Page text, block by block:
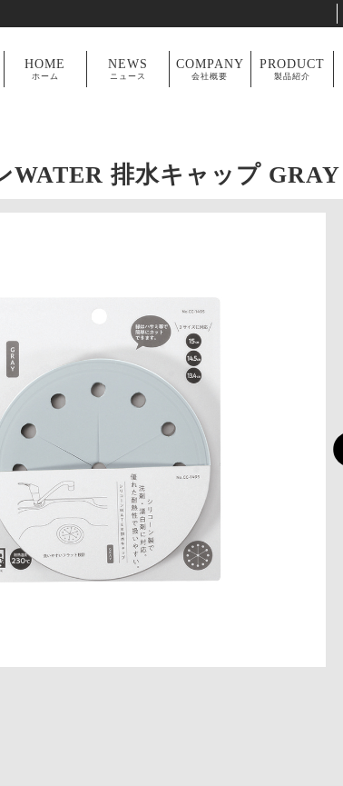
HOME
ホーム
NEWS
ニュース
COMPANY
会社概要
PRODUCT
製品紹介
WATER 排水キャップ GRAY